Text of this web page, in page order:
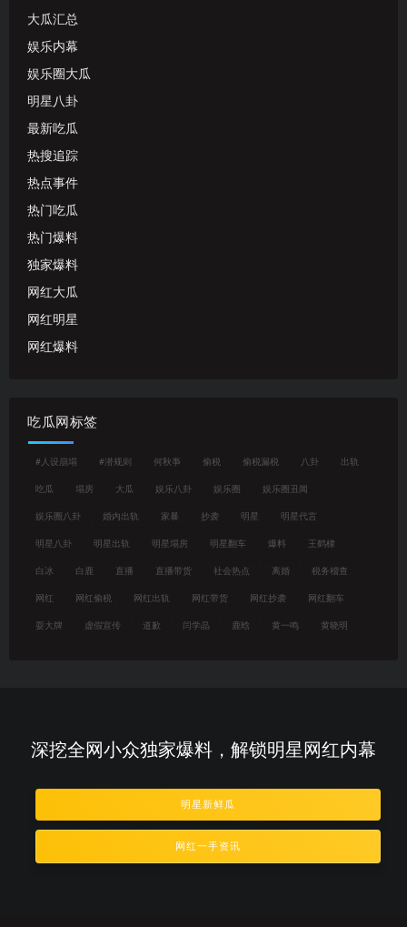
大瓜汇总
娱乐内幕
娱乐圈大瓜
明星八卦
最新吃瓜
热搜追踪
热点事件
热门吃瓜
热门爆料
独家爆料
网红大瓜
网红明星
网红爆料
吃瓜网标签
#人设崩塌 #潜规则 何秋亊 偷税 偷税漏税 八卦 出轨
吃瓜 塌房 大瓜 娱乐八卦 娱乐圈 娱乐圈丑闻
娱乐圈八卦 婚内出轨 家暴 抄袭 明星 明星代言
明星八卦 明星出轨 明星塌房 明星翻车 爆料 王鹤棣
白冰 白鹿 直播 直播带货 社会热点 离婚 税务稽查
网红 网红偷税 网红出轨 网红带货 网红抄袭 网红翻车
耍大牌 虚假宣传 道歉 闫学晶 鹿晗 黄一鸣 黄晓明
深挖全网小众独家爆料，解锁明星网红内幕
明星新鲜瓜
网红一手资讯